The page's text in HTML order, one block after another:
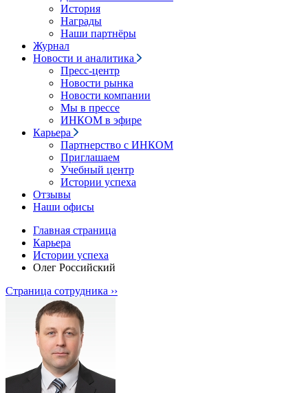
История
Награды
Наши партнёры
Журнал
Новости и аналитика
Пресс-центр
Новости рынка
Новости компании
Мы в прессе
ИНКОМ в эфире
Карьера
Партнерство с ИНКОМ
Приглашаем
Учебный центр
Истории успеха
Отзывы
Наши офисы
Главная страница
Карьера
Истории успеха
Олег Российский
Страница сотрудника ››